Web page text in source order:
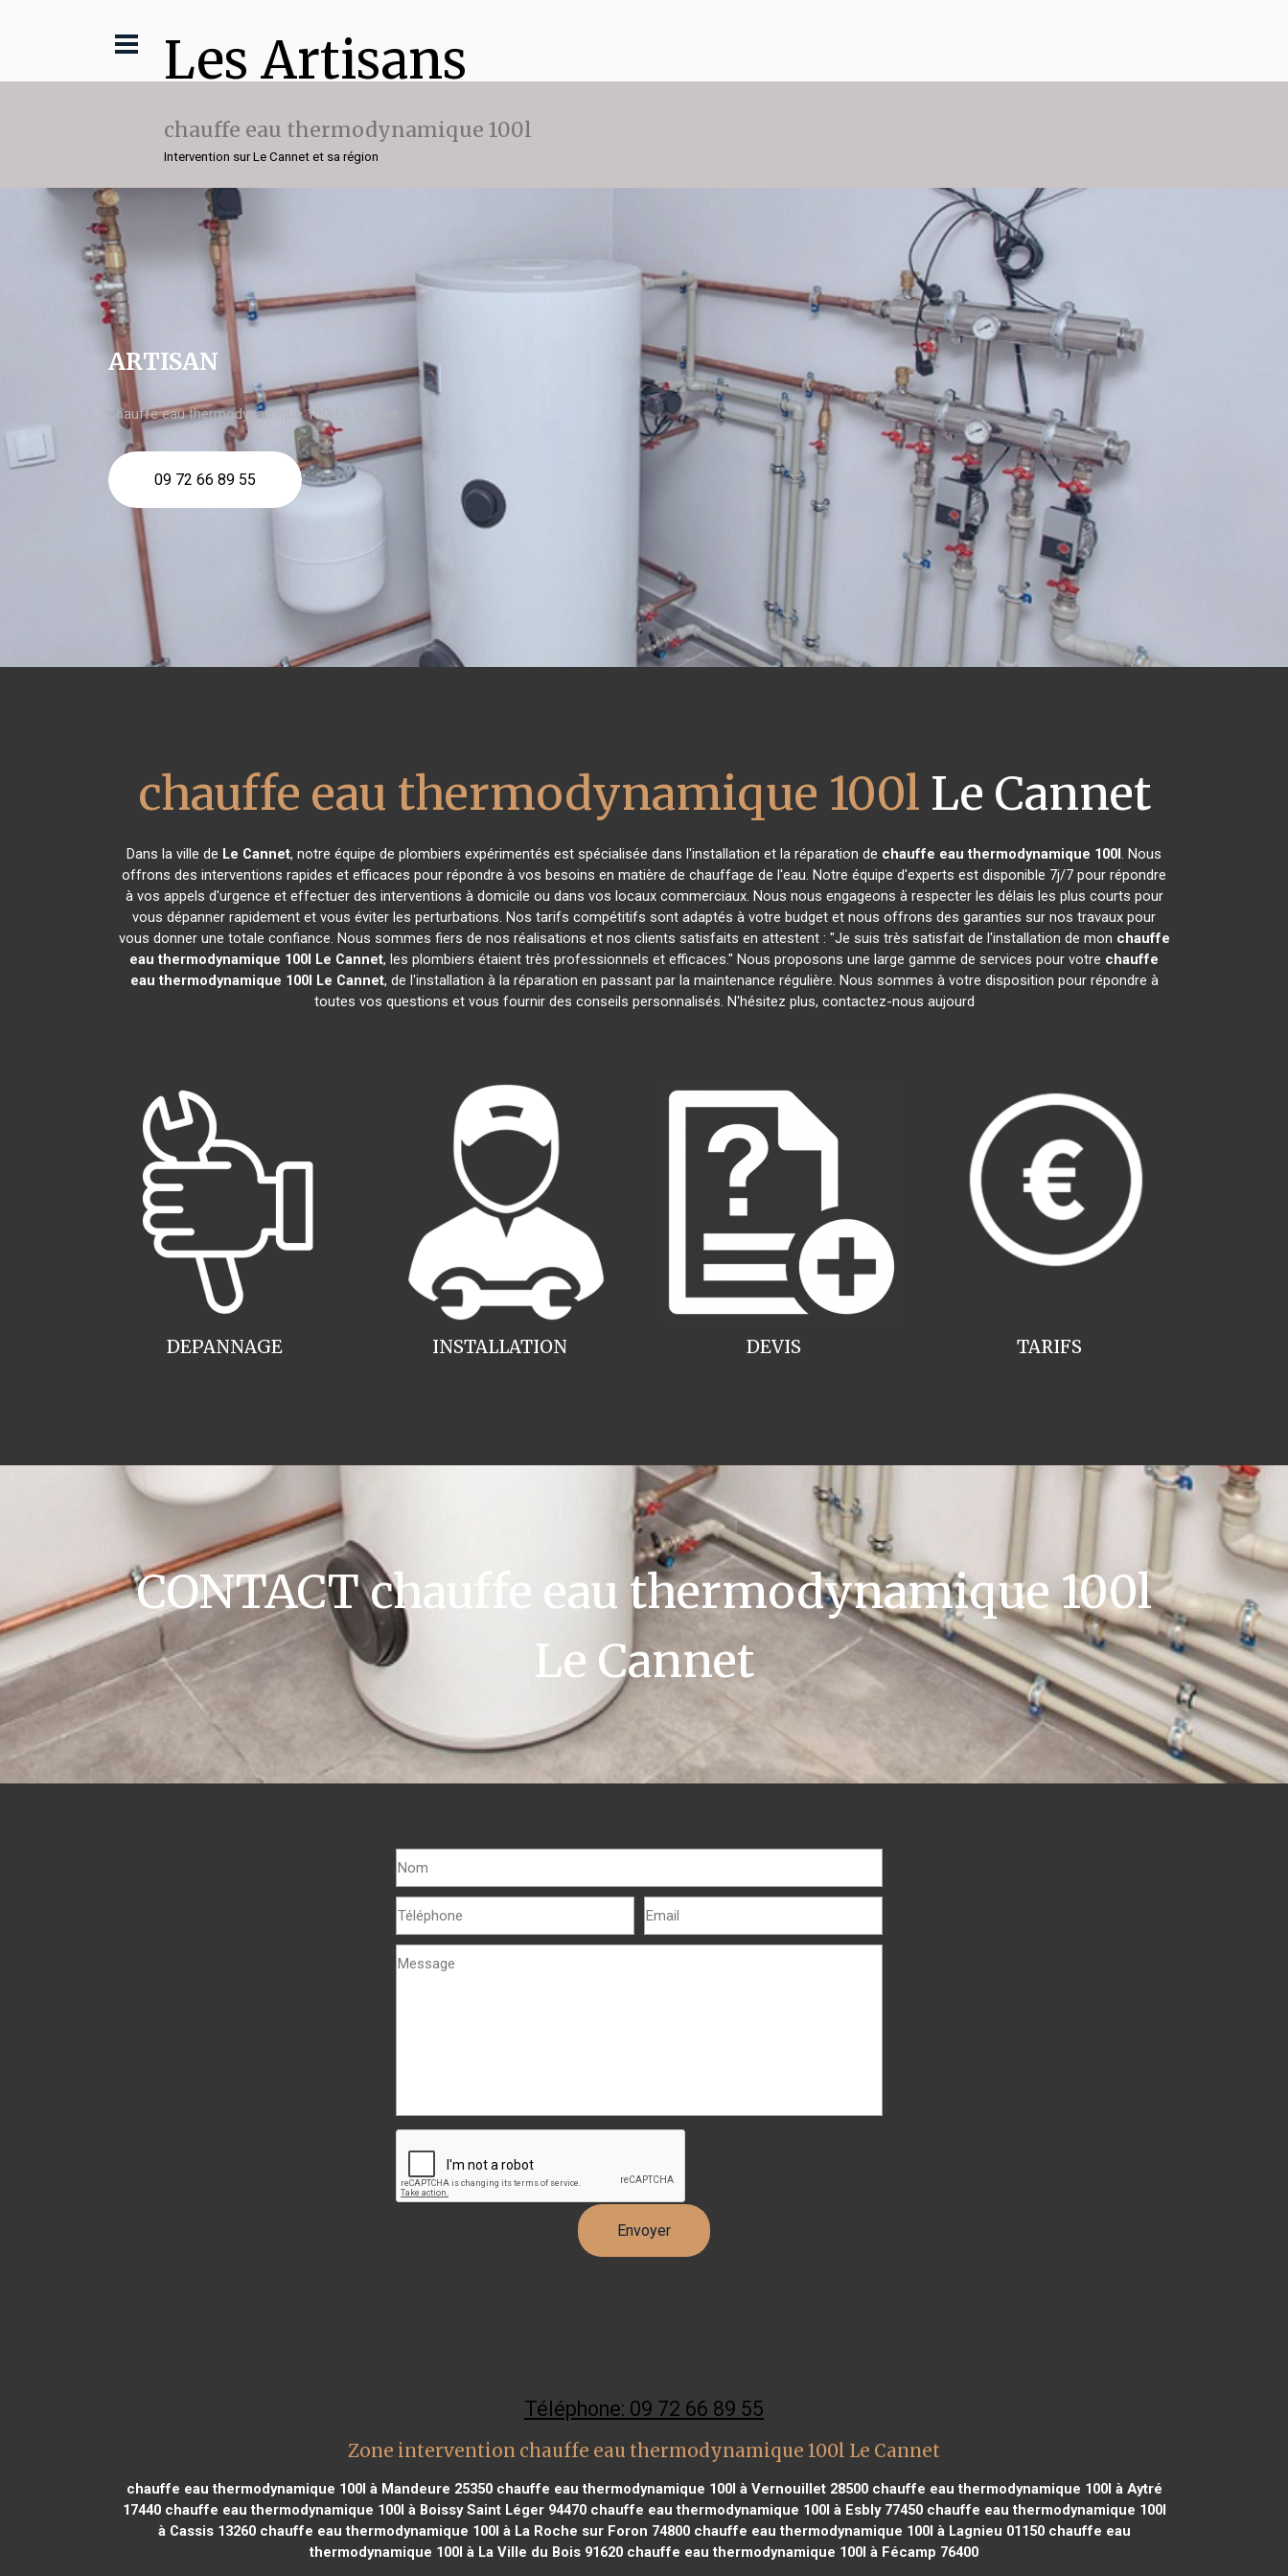
Les Artisans
chauffe eau thermodynamique 100l
Intervention sur Le Cannet et sa région
ARTISAN
chauffe eau thermodynamique 100l Le Cannet
09 72 66 89 55
chauffe eau thermodynamique 100l Le Cannet
Dans la ville de Le Cannet, notre équipe de plombiers expérimentés est spécialisée dans l'installation et la réparation de chauffe eau thermodynamique 100l. Nous
offrons des interventions rapides et efficaces pour répondre à vos besoins en matière de chauffage de l'eau. Notre équipe d'experts est disponible 7j/7 pour répondre
à vos appels d'urgence et effectuer des interventions à domicile ou dans vos locaux commerciaux. Nous nous engageons à respecter les délais les plus courts pour
vous dépanner rapidement et vous éviter les perturbations. Nos tarifs compétitifs sont adaptés à votre budget et nous offrons des garanties sur nos travaux pour
vous donner une totale confiance. Nous sommes fiers de nos réalisations et nos clients satisfaits en attestent : "Je suis très satisfait de l'installation de mon chauffe
eau thermodynamique 100l Le Cannet, les plombiers étaient très professionnels et efficaces." Nous proposons une large gamme de services pour votre chauffe
eau thermodynamique 100l Le Cannet, de l'installation à la réparation en passant par la maintenance régulière. Nous sommes à votre disposition pour répondre à
toutes vos questions et vous fournir des conseils personnalisés. N'hésitez plus, contactez-nous aujourd
INSTALLATION
DEPANNAGE TARIFS
DEVIS
CONTACT chauffe eau thermodynamique 100l
Le Cannet
Téléphone: 09 72 66 89 55
Zone intervention chauffe eau thermodynamique 100l Le Cannet
chauffe eau thermodynamique 100l à Mandeure 25350chauffe eau thermodynamique 100l à Vernouillet 28500chauffe eau thermodynamique 100l à Aytré
17440chauffe eau thermodynamique 100l à Boissy Saint Léger 94470chauffe eau thermodynamique 100l à Esbly 77450chauffe eau thermodynamique 100l
à Cassis 13260chauffe eau thermodynamique 100l à La Roche sur Foron 74800chauffe eau thermodynamique 100l à Lagnieu 01150chauffe eau
thermodynamique 100l à La Ville du Bois 91620 chauffe eau thermodynamique 100l à Fécamp 76400